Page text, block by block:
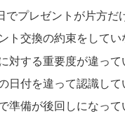
でプレゼントが片方だ
ト交換の約束をしてい
対する重要度が違って
日付を違って認識して
準備が後回しになって